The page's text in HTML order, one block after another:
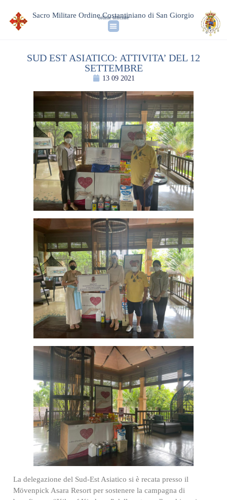
Sacro Militare Ordine Costantiniano di San Giorgio
ordine ufficiale
SUD EST ASIATICO: ATTIVITA’ DEL 12
SETTEMBRE
13 09 2021
La delegazione del Sud-Est Asiatico si è recata presso il
Mövenpick Asara Resort per sostenere la campagna di